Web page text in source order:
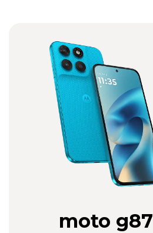
moto g87